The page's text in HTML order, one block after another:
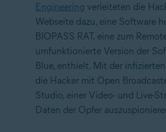
Engineering verleiteten die
Webseite dazu, eine Software
BIOPASS RAT, eine zum
umfunktionierte Version der
Blue, enthielt. Mit der
die Hacker mit Open
Studio, einer Video- und Live-
Daten der Opfer